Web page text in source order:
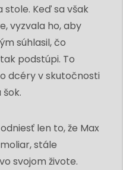
stole. Keď sa však
vyzvala ho, aby
súhlasil, čo
podstúpi. To
dcéry v skutočnosti
len to, že Max
stále
svojom živote.